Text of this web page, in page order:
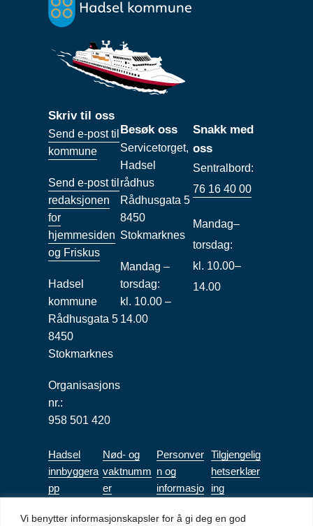
Vi benytter informasjonskapsler for å gi deg en god
Skriv til oss
Send e-post til
kommune
Send e-post til
redaksjonen
for
hjemmesiden
og Friskus
Hadsel
kommune
Rådhusgata 5
8450
Stokmarknes
Organisasjons
nr.:
958 501 420
Besøk oss
Servicetorget,
Hadsel
rådhus
Rådhusgata 5
8450
Stokmarknes
Mandag –
torsdag:
kl. 10.00 –
14.00
Snakk med
oss
Sentralbord:
76 16 40 00
Mandag–
torsdag:
kl. 10.00–
14.00
Hadsel
innbyggera
pp
Nød- og
vaktnumm
er
Personver
n og
informasjo
Tilgjengelig
hetserklær
ing